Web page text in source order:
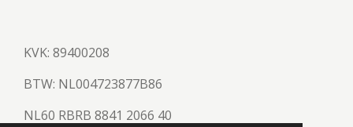
KVK: 89400208
BTW: NL004723877B86
NL60 RBRB 8841 2066 40